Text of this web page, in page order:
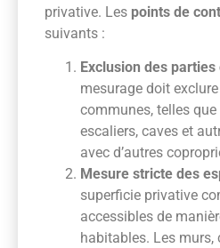
privative. Les points de
suivants :
Exclusion des
mesurage doit
communes, telles
escaliers, caves et
avec d’autres
Mesure stricte des
superficie privative
accessibles de
habitables. Les